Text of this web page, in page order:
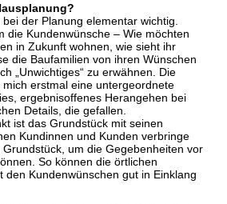
der Planung elementar wichtig.
die Kundenwünsche – Wie möchten
in Zukunft wohnen, wie sieht ihr
die Baufamilien von ihren Wünschen
„Unwichtiges“ zu erwähnen. Die
erstmal eine untergeordnete
ergebnisoffenes Herangehen bei
Details, die gefallen.
ist das Grundstück mit seinen
Kundinnen und Kunden verbringe
um die Gegebenheiten vor
So können die örtlichen
den Kundenwünschen gut in Einklang